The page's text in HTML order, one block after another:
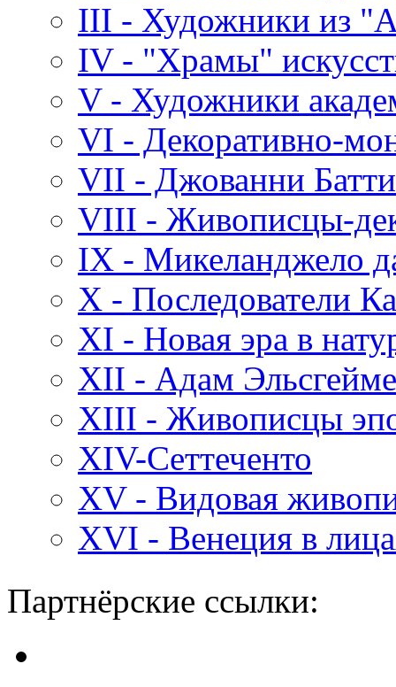
III - Художники из
IV - "Храмы"
V - Художники
VI - Декоративно-
VII - Джованни
VIII - Живописцы-
IX - Микеланджело
X - Последователи
XI - Новая эра в
XII - Адам
XIII - Живописцы
XIV-Сеттеченто
XV - Видовая
XVI - Венеция в
Партнёрские ссылки: